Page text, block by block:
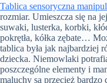
Tablica sensoryczna
rozmiar. Umieszcza się na
suwaki, lusterka, korbki,
pokrętła, kółka zębate…
tablica była jak najbardziej
dziecka. Niemowlaki
poszczególne elementy i
maluchy są przecież